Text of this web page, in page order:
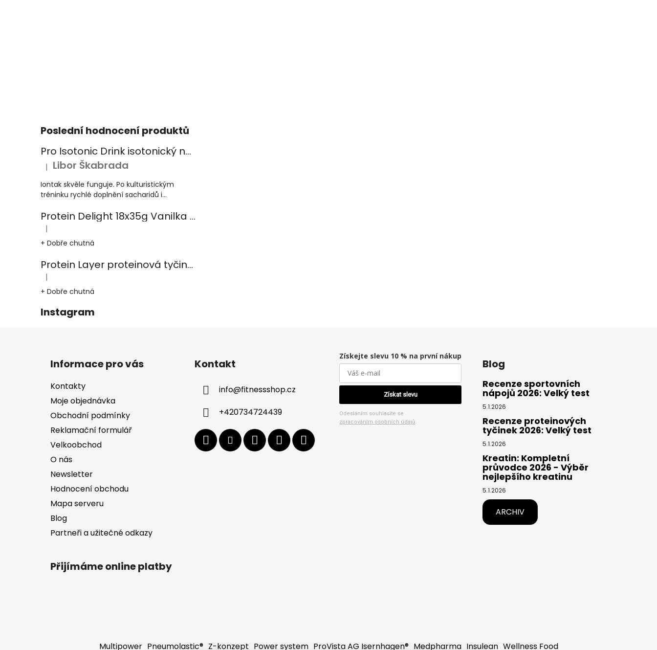
Poslední hodnocení produktů
Pro Isotonic Drink isotonický nápoj 525g pomeranč
Hodnocení produktu je 5 z 5 hvězdiček.
| Libor Škabrada
Iontak skvěle funguje. Po kulturistickým
tréninku rychlé doplnění sacharidů i...
Protein Delight 18x35g Vanilka kešu karamel
Hodnocení produktu je 5 z 5 hvězdiček.
|
+ Dobře chutná
Protein Layer proteinová tyčinka 18x50g Čoko-burák-karamel
Hodnocení produktu je 5 z 5 hvězdiček.
|
+ Dobře chutná
Instagram
Informace pro vás
Kontakty
Moje objednávka
Obchodní podmínky
Reklamační formulář
Velkoobchod
O nás
Newsletter
Hodnocení obchodu
Mapa serveru
Blog
Partneři a užitečné odkazy
Kontakt
info@fitnessshop.cz
+420734724439
Získejte slevu 10 % na první nákup
Získat slevu
Odesláním souhlasíte se
zpracováním osobních údajů.
Blog
Recenze sportovních
nápojů 2026: Velký test
5.1.2026
Recenze proteinových
tyčinek 2026: Velký test
5.1.2026
Kreatin: Kompletní
průvodce 2026 - Výběr
nejlepšího kreatinu
5.1.2026
ARCHIV
Přijímáme online platby
Multipower Pneumolastic® Z-konzept Power system ProVista AG Isernhagen® Medpharma Insulean Wellness Food